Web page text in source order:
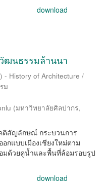
download
ฒนธรรมล้านนา
- History of Architecture /
ม
(มหาวิทยาลัยศิลปากร,
ติสัญลักษณ์ กระบวนการ
กแบบเมืองเชียงใหม่ตาม
มด้วยคูน้ำและพื้นที่ล้อมรอบรูป
download